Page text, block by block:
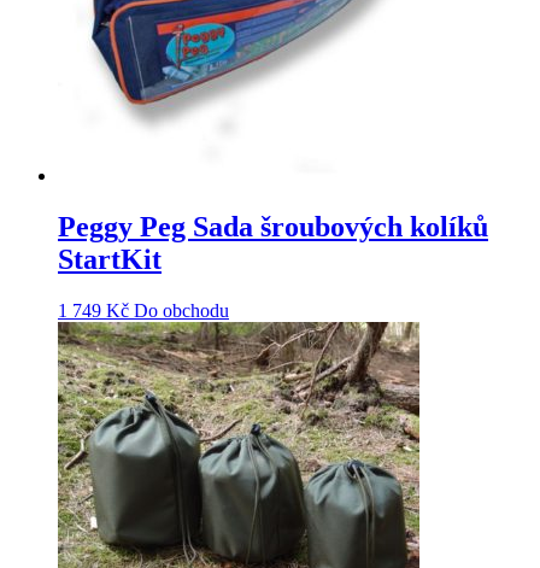
Peggy Peg Sada šroubových kolíků
StartKit
1 749 Kč Do obchodu